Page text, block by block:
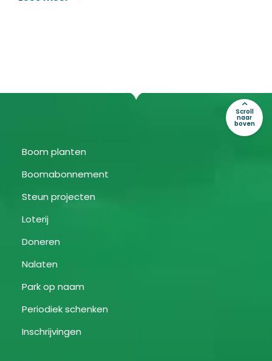
Boom planten
Boomabonnement
Steun projecten
Loterij
Doneren
Nalaten
Park op naam
Periodiek schenken
Inschrijvingen
Scroll
naar
boven